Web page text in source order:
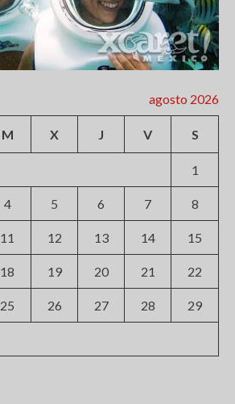
agosto 2026
M X J V S
1
4 5 6 7 8
11 12 13 14 15
18 19 20 21 22
25 26 27 28 29